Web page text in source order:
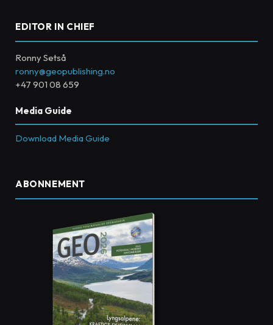
EDITOR IN CHIEF
Ronny Setså
ronny@geopublishing.no
+47 901 08 659
Media Guide
Download Media Guide
ABONNEMENT